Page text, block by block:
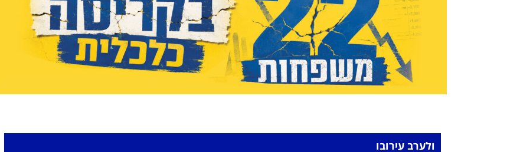
ולערב עירובו